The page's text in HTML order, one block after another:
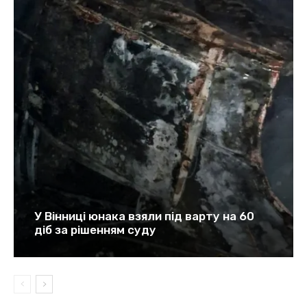
У Вінниці юнака взяли під варту на 60
діб за рішенням суду